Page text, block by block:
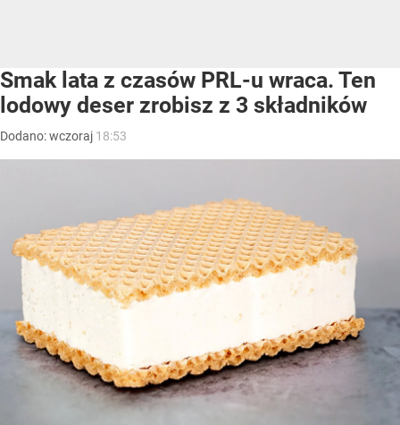
Smak lata z czasów PRL-u wraca. Ten
lodowy deser zrobisz z 3 składników
Dodano:wczoraj 18:53